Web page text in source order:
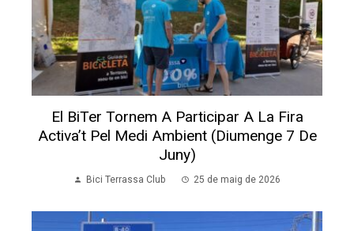
El BiTer Tornem A Participar A La Fira
Activa’t Pel Medi Ambient (diumenge 7 De
Juny)
Bici Terrassa Club 25 de maig de 2026